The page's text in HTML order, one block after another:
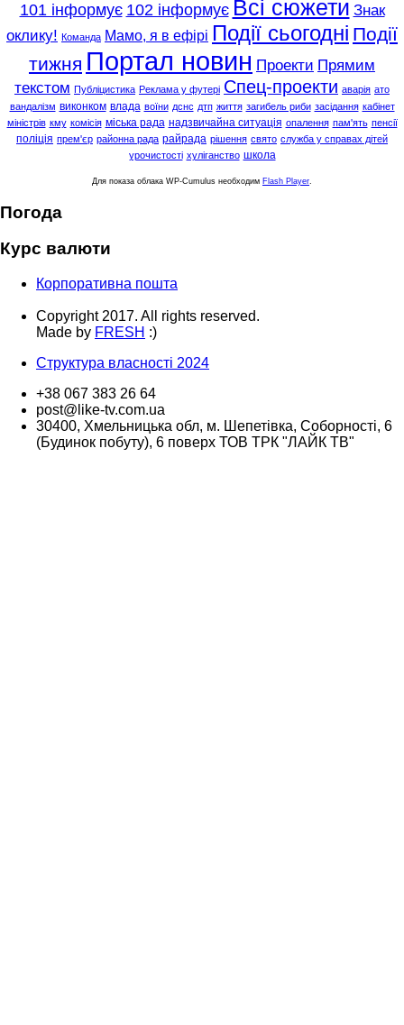
101 інформує 102 інформує Всі сюжети Знак
оклику! Команда Мамо, я в ефірі Події сьогодні Події
тижня Портал новин Проекти Прямим
текстом Публіцистика Реклама у футері Спец-проекти аварія ато
вандалізм виконком влада воїни дснс дтп життя загибель риби засідання кабінет
міністрів кму комісія міська рада надзвичайна ситуація опалення пам'ять пенсії
поліція прем'єр районна рада райрада рішення свято служба у справах дітей
урочистості хуліганство школа
Для показа облака WP-Cumulus необходим Flash Player
Погода
Курс валюти
Корпоративна пошта
Copyright 2017. All rights reserved.
Made by FRESH :)
Структура власності 2024
+38 067 383 26 64
post@like-tv.com.ua
30400, Хмельницька обл, м. Шепетівка, Соборності, 6
(Будинок побуту), 6 поверх ТОВ ТРК "ЛАЙК ТВ"